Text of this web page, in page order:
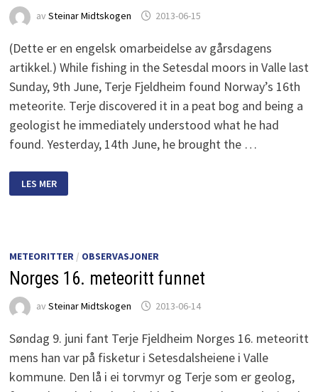
av Steinar Midtskogen 2013-06-15
(Dette er en engelsk omarbeidelse av gårsdagens
artikkel.) While fishing in the Setesdal moors in Valle last
Sunday, 9th June, Terje Fjeldheim found Norway’s 16th
meteorite. Terje discovered it in a peat bog and being a
geologist he immediately understood what he had
found. Yesterday, 14th June, he brought the …
16TH
METEORITE
LES MER
METEORITTER/ OBSERVASJONER
Norges 16. meteoritt funnet
av Steinar Midtskogen 2013-06-14
Søndag 9. juni fant Terje Fjeldheim Norges 16. meteoritt
mens han var på fisketur i Setesdalsheiene i Valle
kommune. Den lå i ei torvmyr og Terje som er geolog,